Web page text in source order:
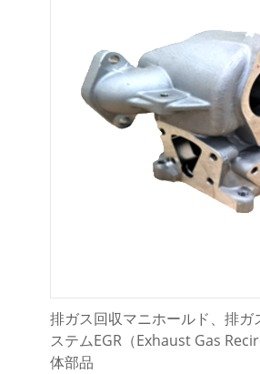
排ガス回収マニホールド、排ガ
ステムEGR（Exhaust Gas
体部品
会社概要